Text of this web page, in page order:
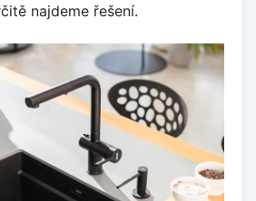
najdeme řešení.